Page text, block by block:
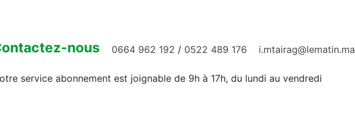
nous 0664 962 192 / 0522 489 176 i.mtairag@lematin.ma
service abonnement est joignable de 9h à 17h, du lundi au vendredi